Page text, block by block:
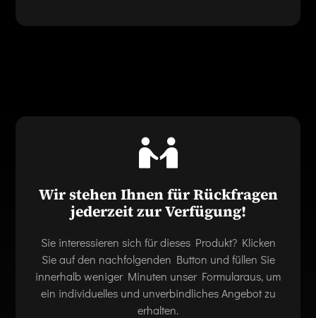
Wir stehen Ihnen für Rückfragen
jederzeit zur Verfügung!
Sie interessieren sich für dieses Produkt? Klicken
Sie auf den nachfolgenden Button und füllen Sie
innerhalb weniger Minuten unser Formularaus, um
ein individuelles und unverbindliches Angebot zu
erhalten.